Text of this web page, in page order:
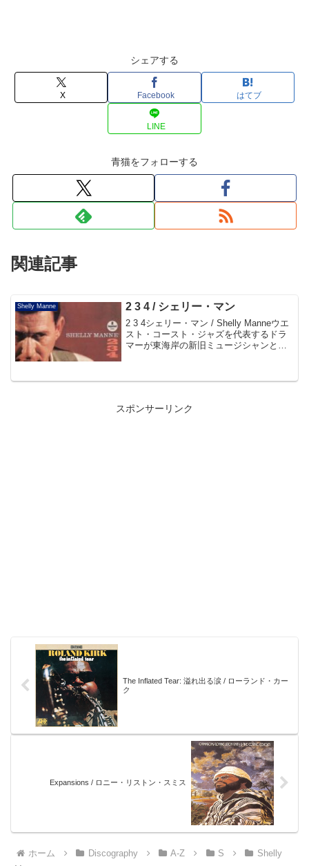
シェアする
X Facebook はてブ
LINE
青猫をフォローする
関連記事
Shelly Manne 2 3 4 / シェリー・マン
2 3 4シェリー・マン / Shelly Manneウエ
スト・コースト・ジャズを代表するドラ
マーが東海岸の新旧ミュージシャンと出
アイディアも秀逸で、名ドラマーの全貌
スポンサーリンク
The Inflated Tear: 溢れ出る涙 / ローランド・カー
ク
Expansions / ロニー・リストン・スミス
ホーム Discography A-Z S
Shelly